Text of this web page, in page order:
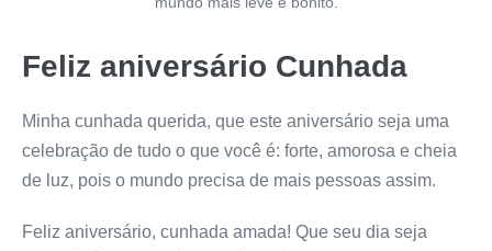
Feliz aniversário Cunhada
Minha cunhada querida, que este aniversário seja uma
celebração de tudo o que você é: forte, amorosa e cheia
de luz, pois o mundo precisa de mais pessoas assim.
Feliz aniversário, cunhada amada! Que seu dia seja